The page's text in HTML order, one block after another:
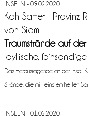
INSELN - 09.02.2020
Koh Samet - Provinz
von Siam
Traumstrände auf der
Idyllische,
Das Herausragende an der Insel
Strände, die mit feinstem hellen
INSELN - 01.02.2020